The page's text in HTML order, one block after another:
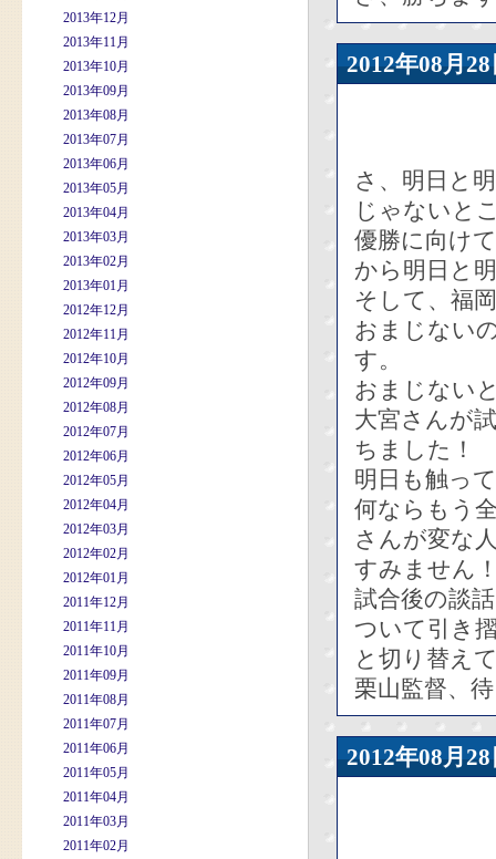
2013年12月
2013年11月
2013年10月
2013年09月
2013年08月
2013年07月
2013年06月
2013年05月
2013年04月
2013年03月
2013年02月
2013年01月
2012年12月
2012年11月
2012年10月
2012年09月
2012年08月
2012年07月
2012年06月
2012年05月
2012年04月
2012年03月
2012年02月
2012年01月
2011年12月
2011年11月
2011年10月
2011年09月
2011年08月
2011年07月
2011年06月
2011年05月
2011年04月
2011年03月
2011年02月
2012年08
さ、明日と
じゃないと
優勝に向け
から明日と
そして、福
おまじない
す。
おまじない
大宮さんが
ちました！
明日も触っ
何ならもう
さんが変な
すみません
試合後の談
ついて引き
と切り替え
栗山監督、
2012年08